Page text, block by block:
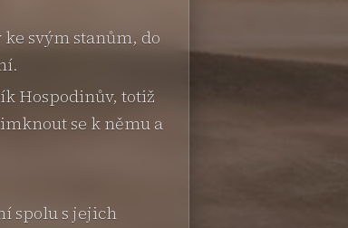
svým stanům, do
Hospodinův, totiž
se k němu a
spolu s jejich